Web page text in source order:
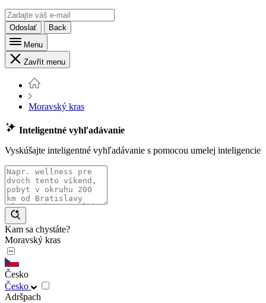
Odoslať
Back
Menu
Zavřít menu
Moravský kras
Inteligentné vyhľadávanie
Vyskúšajte inteligentné vyhľadávanie s pomocou umelej inteligencie
Kam sa chystáte?
Moravský kras
Česko
Česko
Adršpach